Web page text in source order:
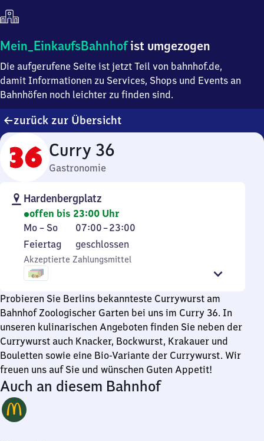
Mein
Einkaufsbahnhof
ist
umgezogen
Mein_EinkaufsBahnhofist umgezogen
Die aufgerufene Seite ist jetzt Teil von bahnhof.de,
damit Informationen zu Services, Shops und Events an
Bahnhöfen noch leichter zu finden sind.
zurück zur Übersicht
Curry 36
Gastronomie
Hardenbergplatz
offen bis 23:00 Uhr
Montag
bis
Sonntag
Mo – So 07:00–23:00
Von
7
Uhr
Uhr
Feiertag
Feiertag geschlossen
Akzeptierte Zahlungsmittel
Probieren Sie Berlins bekannteste Currywurst am
Bahnhof Zoologischer Garten bei uns im Curry 36. In
unseren kulinarischen Angeboten finden Sie neben der
Currywurst auch Knacker, Bockwurst, Krakauer und
Bouletten sowie eine Bio-Variante der Currywurst. Wir
freuen uns auf Sie und wünschen Guten Appetit!
Auch an diesem Bahnhof